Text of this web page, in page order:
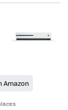
Amazon